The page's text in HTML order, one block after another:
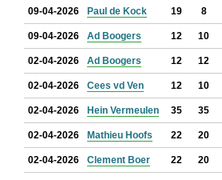
09-04-2026 Paul de Kock 19 8
09-04-2026 Ad Boogers 12 10
02-04-2026 Ad Boogers 12 12
02-04-2026 Cees vd Ven 12 10
02-04-2026 Hein Vermeulen 35 35
02-04-2026 Mathieu Hoofs 22 20
02-04-2026 Clement Boer 22 20